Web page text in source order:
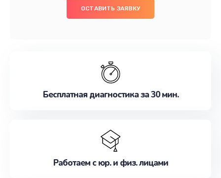
ОСТАВИТЬ ЗАЯВКУ
Бесплатная диагностика за 30 мин.
Работаем с юр. и физ. лицами